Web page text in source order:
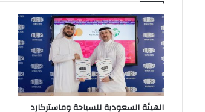
الهيئة السعودية للسياحة وماستركارد